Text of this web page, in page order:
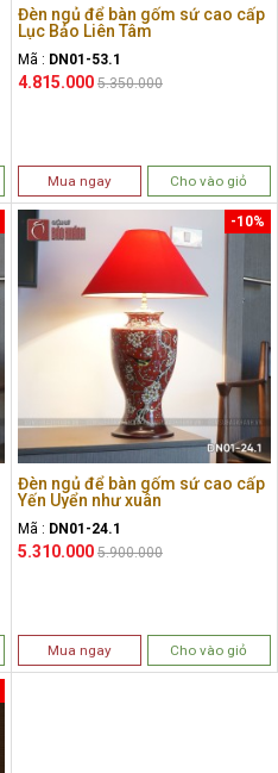
Đèn ngủ để bàn gốm sứ cao cấp
Lục Bảo Liên Tâm
Mã : DN01-53.1
4.815.000 5.350.000
Mua ngay Cho vào giỏ
Đèn ngủ để bàn gốm sứ cao cấp
Yến Uyển như xuân
Mã : DN01-24.1
5.310.000
-10%
5.900.000
Mua ngay Cho vào giỏ